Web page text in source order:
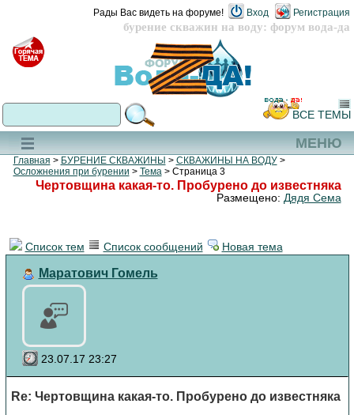
бурение скважин на воду: форум вода-да
Рады Вас видеть на форуме! Вход Регистрация
МЕНЮ
ВСЕ ТЕМЫ
Главная > БУРЕНИЕ СКВАЖИНЫ > СКВАЖИНЫ НА ВОДУ>
Осложнения при бурении > Тема> Страница 3
Чертовщина какая-то. Пробурено до известняка
Размещено: Дядя Сема
Список тем Список сообщений Новая тема
Маратович Гомель
23.07.17 23:27
Re: Чертовщина какая-то. Пробурено до известняка